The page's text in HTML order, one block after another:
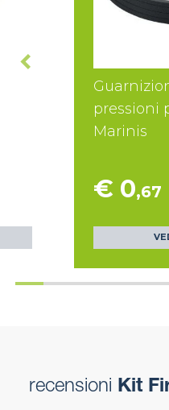
pressioni
Marinis
€ 0,67
recensioni Kit